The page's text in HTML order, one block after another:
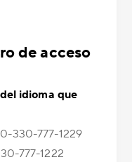
de acceso
idioma que
330-777-1229
777-1222